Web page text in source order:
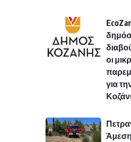
οι
για
Άμεση